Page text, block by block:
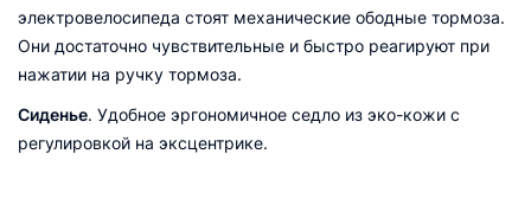
электровелосипеда стоят механические ободные тормоза.
Они достаточно чувствительные и быстро реагируют при
нажатии на ручку тормоза.
Сиденье. Удобное эргономичное седло из эко-кожи с
регулировкой на эксцентрике.